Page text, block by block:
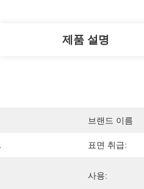
제품 설명
브랜드 이름
표면 취급:
사용: